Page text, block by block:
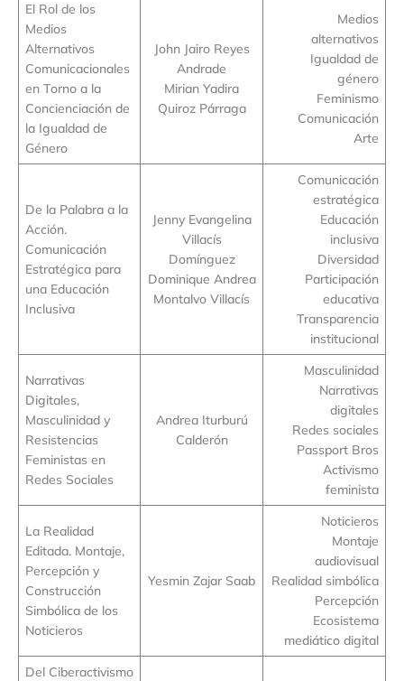
El Rol de los
Medios
Alternativos
Comunicacionales
en Torno a la
Concienciación de
la Igualdad de
Género
John Jairo Reyes
Andrade
Mirian Yadira
Quiroz Párraga
Medios
alternativos
Igualdad de
género
Feminismo
Comunicación
Arte
De la Palabra a la
Acción.
Comunicación
Estratégica para
una Educación
Inclusiva
Jenny Evangelina
Villacís
Domínguez
Dominique Andrea
Montalvo Villacís
Comunicación
estratégica
Educación
inclusiva
Diversidad
Participación
educativa
Transparencia
institucional
Narrativas
Digitales,
Masculinidad y
Resistencias
Feministas en
Redes Sociales
Andrea Iturburú
Calderón
Masculinidad
Narrativas
digitales
Redes sociales
Passport Bros
Activismo
feminista
La Realidad
Editada. Montaje,
Percepción y
Construcción
Simbólica de los
Noticieros
Yesmin Zajar Saab
Noticieros
Montaje
audiovisual
Realidad simbólica
Percepción
Ecosistema
mediático digital
Del Ciberactivismo